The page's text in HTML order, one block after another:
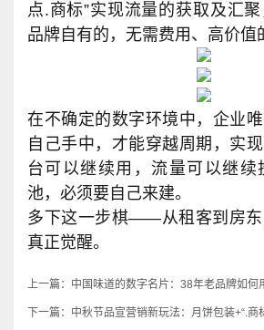
点.商标”实现流量的获取及汇
品牌自有的，无需费用、高价值
在不确定的数字环境中，企业
自己手中，才能穿越周期，实
台可以继续用，流量可以继续
池，必须要自己来建。
多下这一步棋——从租客到房东
真正觉醒。
上一篇： 中国味道的数字名片：38年老品牌如何
下一篇： 中秋节品宣营销新玩法：月饼包装+“.商